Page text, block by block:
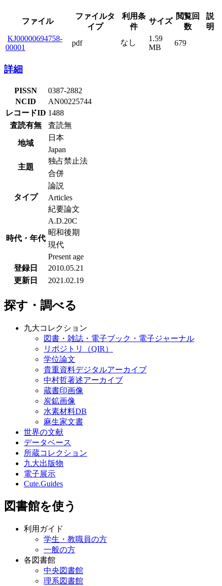
ファイル
ファイルタ
イプ
利用条
件
サイズ
閲覧回
数
説
明
KJ00000694758-
00001
pdf なし
1.59
MB
679
詳細
PISSN
0387-2882
NCID
AN00225744
レコードID 1488
査読有無
査読無
地域
日本
Japan
主題
独占禁止法
合併
タイプ
論説
Articles
紀要論文
時代・年代
A.D.20C
昭和後期
現代
Present age
登録日
2010.05.21
更新日
2021.02.19
探す・調べる
九大コレクション
図書・雑誌・電子ブック・電子ジャーナル
リポジトリ（QIR）
学位論文
貴重資料デジタルアーカイブ
中村哲著述アーカイブ
蔵書印画像
炭鉱画像
水素材料DB
麻生家文書
世界の文献
データベース
所蔵コレクション
九大出版物
電子展示
Cute.Guides
図書館を使う
利用ガイド
学生・教職員の方
一般の方
各図書館
中央図書館
理系図書館